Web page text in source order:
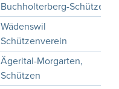
Buchholterberg-Schützen
Wädenswil
Schützenverein
Ägerital-Morgarten,
Schützen